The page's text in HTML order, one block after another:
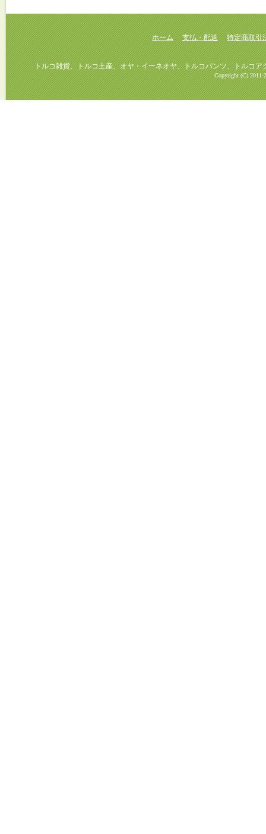
ホーム 支払・配送 特定商取引
トルコ雑貨、トルコ土産、オヤ・イーネオヤ、トルコパンツ、トルコアク
Copyright (C) 2011-